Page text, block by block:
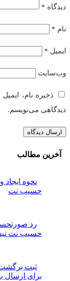
دیدگاه *
نام *
ایمیل *
وب‌سایت
ذخیره نام،
دیدگاهی می‌نویسم.
آخرین مطالب
نحوه ایجاد
حسیب نت
رد
حسیب نت
ثبت
برای ارسال